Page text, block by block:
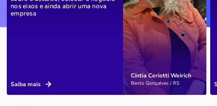
Cíntia Ceriotti Weirich
Bento Gonçalves / RS
nos eixos e ainda abrir uma nova
empresa
Saiba mais